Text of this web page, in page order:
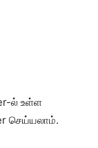
ல் உள்ள
செய்யலாம்.